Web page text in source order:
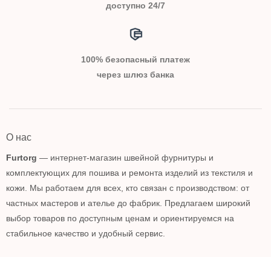
доступно 24/7
100% безопасный платеж
через шлюз банка
О нас
Furtorg — интернет-магазин швейной фурнитуры и
комплектующих для пошива и ремонта изделий из текстиля и
кожи. Мы работаем для всех, кто связан с производством: от
частных мастеров и ателье до фабрик. Предлагаем широкий
выбор товаров по доступным ценам и ориентируемся на
стабильное качество и удобный сервис.